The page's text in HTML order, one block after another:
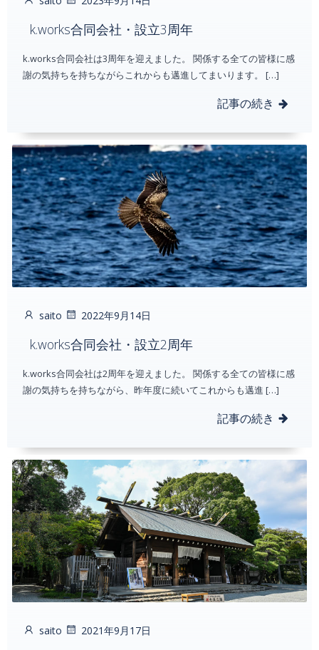
k.works合同会社・設立3周年
k.works合同会社は3周年を迎えました。 関係する全ての皆様に感
謝の気持ちを持ちながらこれからも邁進してまいります。 […]
記事の続き
saito 2022年9月14日
k.works合同会社・設立2周年
k.works合同会社は2周年を迎えました。 関係する全ての皆様に感
謝の気持ちを持ちながら、昨年度に続いてこれからも邁進 […]
記事の続き
saito 2021年9月17日